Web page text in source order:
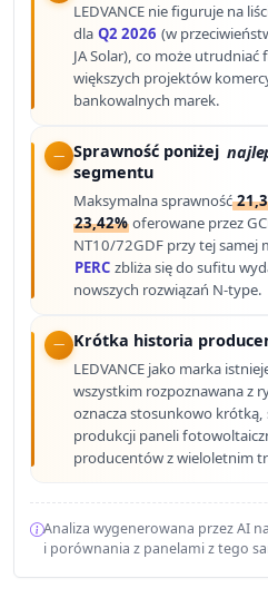
LEDVANCE nie figuruje na
dla Q2 2026 (w
JA Solar), co może
większych projektów
bankowalnych marek.
Sprawność poniżej
segmentu
Maksymalna sprawność
23,42% oferowane przez
NT10/72GDF przy tej samej
PERC zbliża się do sufitu
nowszych rozwiązań N-type.
Krótka historia
LEDVANCE jako marka
wszystkim rozpoznawana z
oznacza stosunkowo
produkcji paneli
producentów z wieloletnim
Analiza wygenerowana przez AI
i porównania z panelami z tego